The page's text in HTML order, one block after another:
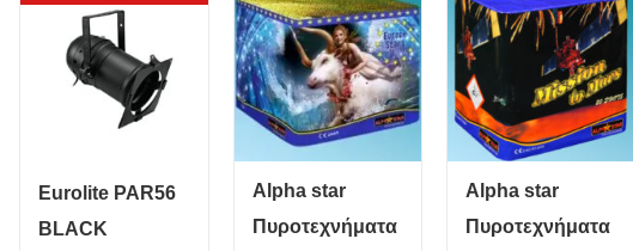
Eurolite PAR56
BLACK
Alpha star
Πυροτεχνήματα
Alpha star
Πυροτεχνήματα